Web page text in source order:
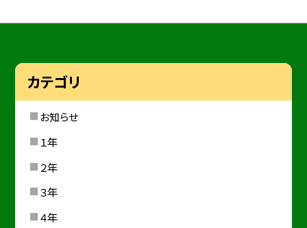
カテゴリ
お知らせ
１年
２年
３年
４年